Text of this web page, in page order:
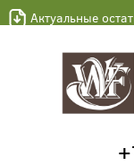
Актуальные